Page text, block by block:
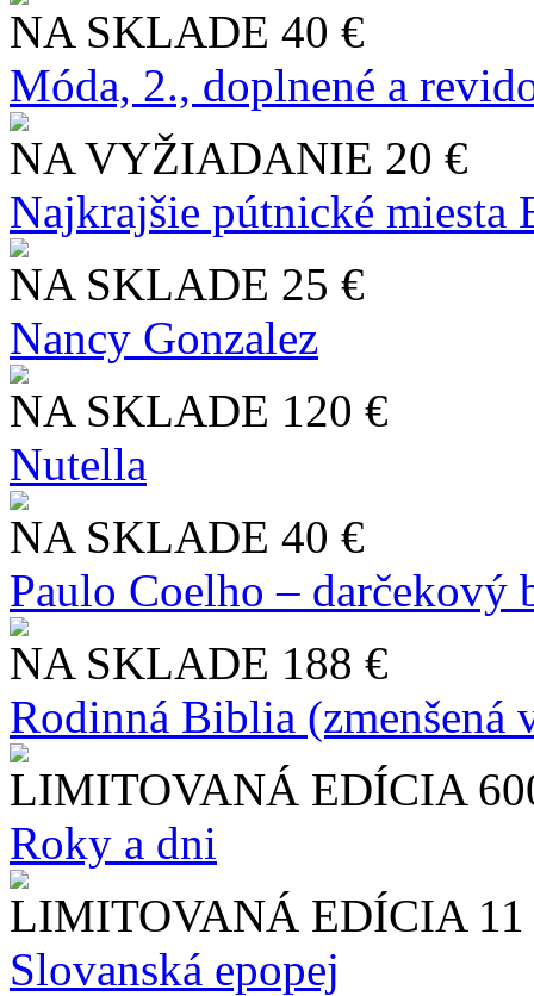
NA SKLADE 40 €
Móda, 2., doplnené a
NA VYŽIADANIE 20 €
Najkrajšie pútnické miesta
NA SKLADE 25 €
Nancy Gonzalez
NA SKLADE 120 €
Nutella
NA SKLADE 40 €
Paulo Coelho – darčekový
NA SKLADE 188 €
Rodinná Biblia (zmenšená
LIMITOVANÁ EDÍCIA
Roky a dni
LIMITOVANÁ EDÍCIA
Slo​vanská epopej